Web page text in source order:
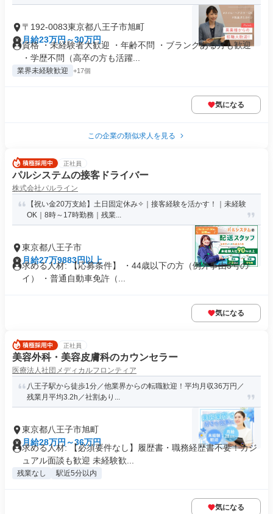
〒192-0083東京都八王子市旭町
月給23万円～30万円
資格 ・未経験者大歓迎 ・年齢不問 ・ブランクある方も歓迎
・学歴不問（高卒の方も活躍...
業界未経験歓迎 +17個
気になる
この企業の類似求人を見る
正社員
パルシステムの接客ドライバー
株式会社パルライン
【祝い金20万支給】土日固定休み✧｜接客経験を活かす！｜未経験
OK｜8時～17時勤務｜残業...
東京都八王子市
月給27万9883円以上
求める人材: 【応募条件】 ・44歳以下の方（例外事由3号の
イ） ・普通自動車免許（...
気になる
正社員
美容外科・美容皮膚科のカウンセラー
医療法人社団メディカルフロンティア
八王子駅から徒歩1分／他業界からの転職歓迎！平均月収36万円／
残業月平均3.2h／社割あり...
東京都八王子市旭町
月給28万円～36万円
求める人材: 【必須要件なし】履歴書・職務経歴書不要！カジ
ュアル面談も歓迎 未経験歓...
残業なし 駅近5分以内
気になる